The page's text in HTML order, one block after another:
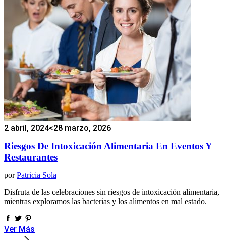
2 abril, 2024<28 marzo, 2026
Riesgos De Intoxicación Alimentaria En Eventos Y
Restaurantes
por Patricia Sola
Disfruta de las celebraciones sin riesgos de intoxicación alimentaria,
mientras exploramos las bacterias y los alimentos en mal estado.
Ver Más
Paginación